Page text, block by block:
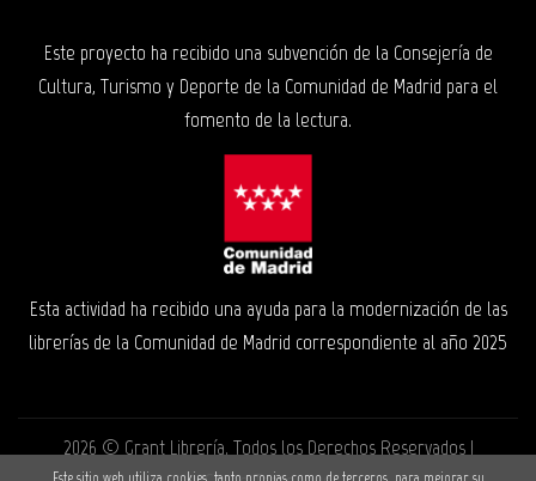
Este proyecto ha recibido una subvención de la Consejería de
Cultura, Turismo y Deporte de la Comunidad de Madrid para el
fomento de la lectura.
Esta actividad ha recibido una ayuda para la modernización de las
librerías de la Comunidad de Madrid correspondiente al año 2025
2026 ©Grant Librería. Todos los Derechos Reservados |